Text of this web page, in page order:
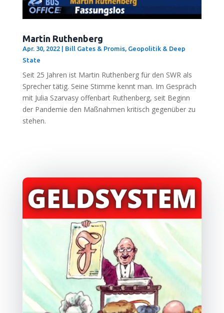
Martin Ruthenberg
Apr. 30, 2022| Bill Gates & Promis, Geopolitik & Deep
State
Seit 25 Jah­ren ist Mar­tin Ruthen­berg für den SWR als
Spre­cher tätig. Sei­ne Stim­me kennt man. Im Gespräch
mit Julia Szar­va­sy offen­bart Ruthen­berg, seit Beginn
der Pan­de­mie den Maß­nah­men kri­tisch gegen­über zu
stehen.